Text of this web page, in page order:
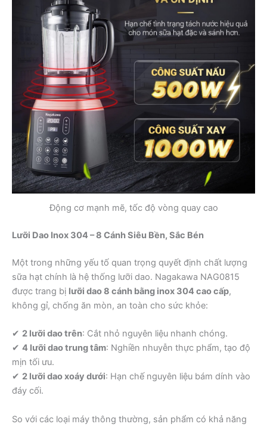
Động cơ mạnh mẽ, tốc độ vòng quay cao
Lưỡi Dao Inox 304 – 8 Cánh Siêu Bền, Sắc Bén
Một trong những yếu tố quan trọng quyết định chất lượng
sữa hạt chính là hệ thống lưỡi dao. Nagakawa NAG0815
được trang bị lưỡi dao 8 cánh bằng inox 304 cao cấp,
không gỉ, chống ăn mòn, an toàn cho sức khỏe:
✔ 2 lưỡi dao trên: Cắt nhỏ nguyên liệu nhanh chóng.
✔ 4 lưỡi dao trung tâm: Nghiền nhuyễn thực phẩm, tạo độ
mịn tối ưu.
✔ 2 lưỡi dao xoáy dưới: Hạn chế nguyên liệu bám dính vào
đáy cối.
So với các loại máy thông thường, sản phẩm có khả năng